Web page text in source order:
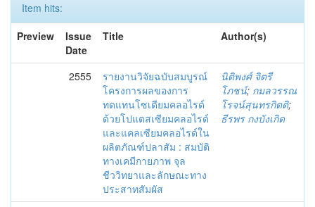
Item hits:
Preview
Issue
Date
Title Author(s)
2555
รายงานวิจัยฉบับสมบูรณ์
โครงการผลของการ
ทดแทนโซเดียมคลอไรด์
ด้วยโปแตสเซียมคลอไรด์
และแคลเซียมคลอไรด์ใน
ผลิตภัณฑ์ปลาสัม : สมบัติ
ทางเคมีกายภาพ จุล
ชีววิทยาและลักษณะทาง
ประสาทสัมผัส
นิติพงศ์ จิตรี
โภชน์; กมลวรรณ
โรจน์สุนทรกิตติ;
ธีรพร กงบังเกิด